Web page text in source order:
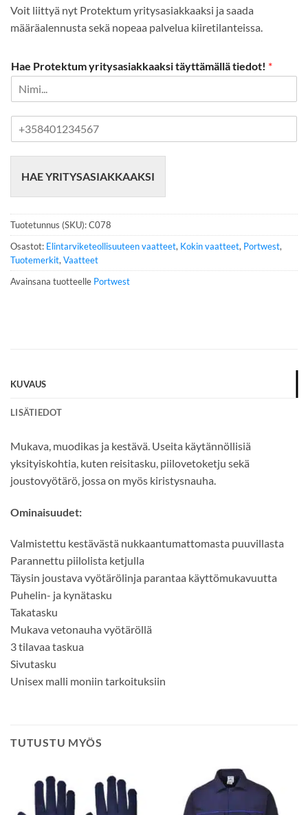
Voit liittyä nyt Protektum yritysasiakkaaksi ja saada
määräalennusta sekä nopeaa palvelua kiiretilanteissa.
Hae Protektum yritysasiakkaaksi täyttämällä tiedot! *
n
u
m
e
r
o
HAE YRITYSASIAKKAAKSI
Tuotetunnus (SKU):C078
Osastot: Elintarviketeollisuuteen vaatteet, Kokin vaatteet, Portwest,
Tuotemerkit, Vaatteet
Avainsana tuotteelle Portwest
KUVAUS
LISÄTIEDOT
Mukava, muodikas ja kestävä. Useita käytännöllisiä
yksityiskohtia, kuten reisitasku, piilovetoketju sekä
joustovyötärö, jossa on myös kiristysnauha.
Ominaisuudet:
Valmistettu kestävästä nukkaantumattomasta puuvillasta
Parannettu piilolista ketjulla
Täysin joustava vyötärölinja parantaa käyttömukavuutta
Puhelin- ja kynätasku
Takatasku
Mukava vetonauha vyötäröllä
3 tilavaa taskua
Sivutasku
Unisex malli moniin tarkoituksiin
TUTUSTU MYÖS